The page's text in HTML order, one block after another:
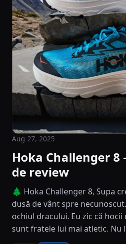
Aug 27, 2025
Hoka Challenger 8
de review
🌲 Hoka Challenger 8, Supa
dusă de vânt spre
ochiul dracului. Eu zic că hocii
sunt fratele lui mai atletic. Nu